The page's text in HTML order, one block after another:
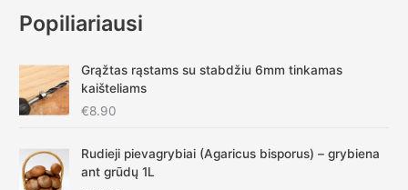
Popiliariausi
Grąžtas rąstams su stabdžiu 6mm tinkamas
kaišteliams
€8.90
Rudieji pievagrybiai (Agaricus bisporus) – grybiena
ant grūdų 1L